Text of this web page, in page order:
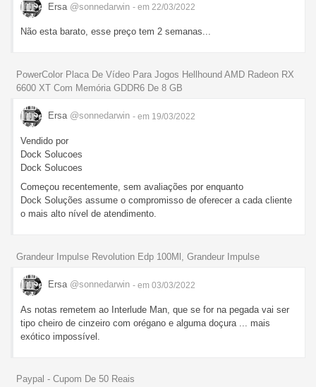
Ersa @sonnedarwin - em 22/03/2022
Não esta barato, esse preço tem 2 semanas...
PowerColor Placa De Vídeo Para Jogos Hellhound AMD Radeon RX
6600 XT Com Memória GDDR6 De 8 GB
Ersa @sonnedarwin - em 19/03/2022
Vendido por
Dock Solucoes
Dock Solucoes
Começou recentemente, sem avaliações por enquanto
Dock Soluções assume o compromisso de oferecer a cada cliente
o mais alto nível de atendimento.
Grandeur Impulse Revolution Edp 100Ml, Grandeur Impulse
Ersa @sonnedarwin - em 03/03/2022
As notas remetem ao Interlude Man, que se for na pegada vai ser
tipo cheiro de cinzeiro com orégano e alguma doçura ... mais
exótico impossível.
Paypal - Cupom De 50 Reais